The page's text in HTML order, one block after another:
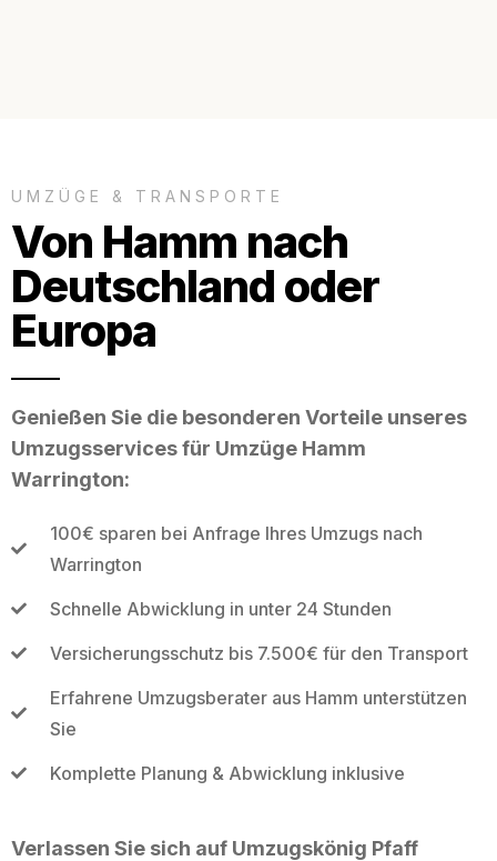
UMZÜGE & TRANSPORTE
Von Hamm nach
Deutschland oder
Europa
Genießen Sie die besonderen Vorteile unseres
Umzugsservices für Umzüge Hamm
Warrington:
100€ sparen bei Anfrage Ihres Umzugs nach
Warrington
Schnelle Abwicklung in unter 24 Stunden
Versicherungsschutz bis 7.500€ für den Transport
Erfahrene Umzugsberater aus Hamm unterstützen
Sie
Komplette Planung & Abwicklung inklusive
Verlassen Sie sich auf Umzugskönig Pfaff